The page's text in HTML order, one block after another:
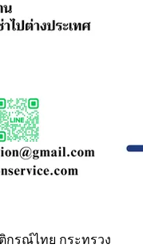
กรณ์ไทย กระทรวง